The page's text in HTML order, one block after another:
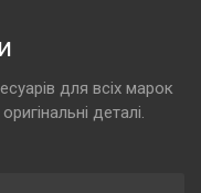
для всіх марок
деталі.